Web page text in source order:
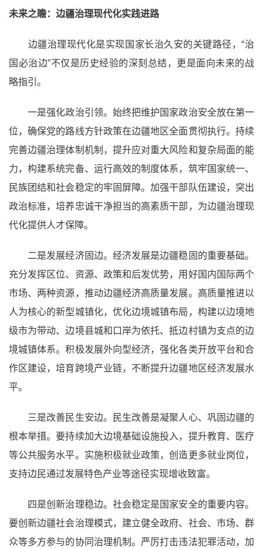
未来之瞻：边疆治理现代化实践进路
边疆治理现代化是实现国家长治久安的关键路径，“治
国必治边”不仅是历史经验的深刻总结，更是面向未来的战
略指引。
一是强化政治引领。始终把维护国家政治安全放在第一
位，确保党的路线方针政策在边疆地区全面贯彻执行。持续
完善边疆治理体制机制，提升应对重大风险和复杂局面的能
力，构建系统完备、运行高效的制度体系，筑牢国家统一、
民族团结和社会稳定的牢固屏障。加强干部队伍建设，突出
政治标准，培养忠诚干净担当的高素质干部，为边疆治理现
代化提供人才保障。
二是发展经济固边。经济发展是边疆稳固的重要基础。
充分发挥区位、资源、政策和后发优势，用好国内国际两个
市场、两种资源，推动边疆经济高质量发展。高质量推进以
人为核心的新型城镇化，优化边境城镇布局，构建以边境地
级市为带动、边境县城和口岸为依托、抵边村镇为支点的边
境城镇体系。积极发展外向型经济，强化各类开放平台和合
作区建设，培育跨境产业链，不断提升边疆地区经济发展水
平。
三是改善民生安边。民生改善是凝聚人心、巩固边疆的
根本举措。要持续加大边境基础设施投入，提升教育、医疗
等公共服务水平。实施积极就业政策，创造更多就业岗位，
支持边民通过发展特色产业等途径实现增收致富。
四是创新治理稳边。社会稳定是国家安全的重要内容。
要创新边疆社会治理模式，建立健全政府、社会、市场、群
众等多方参与的协同治理机制。严厉打击违法犯罪活动，加